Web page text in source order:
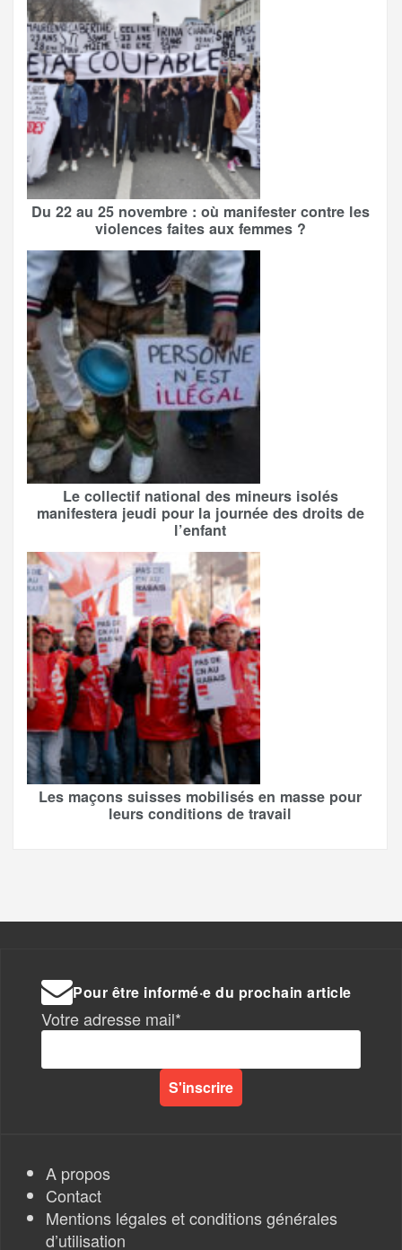
Du 22 au 25 novembre : où manifester contre les
violences faites aux femmes ?
Le collectif national des mineurs isolés
manifestera jeudi pour la journée des droits de
l’enfant
Les maçons suisses mobilisés en masse pour
leurs conditions de travail
Pour être informé·e du prochain article
Votre adresse mail*
A propos
Contact
Mentions légales et conditions générales
d’utilisation